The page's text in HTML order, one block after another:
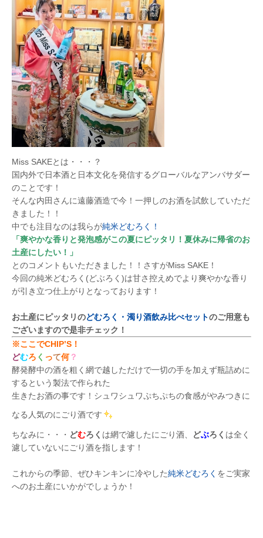
Miss SAKEとは・・・？
国内外で日本酒と日本文化を発信するグローバルなアンバサダー
のことです！
そんな内田さんに遠藤酒造で今！一押しのお酒を試飲していただ
きました！！
中でも注目なのは我らが純米どむろく！
「爽やかな香りと発泡感がこの夏にピッタリ！夏休みに帰省のお
土産にしたい！」
とのコメントもいただきました！！さすがMiss SAKE！
今回の純米どむろく(どぶろく)は甘さ控えめでより爽やかな香り
が引き立つ仕上がりとなっております！
お土産にピッタリのどむろく・濁り酒飲み比べセットのご用意も
ございますので是非チェック！
※ここでCHIP’S！
どむろ く って何？
酵発酵中の酒を粗く網で越しただけで一切の手を加えず瓶詰めに
するという製法で作られた
生きたお酒の事です！シュワシュワぷちぷちの食感がやみつきに
なる人気のにごり酒です
ちなみに・・・ どむろく は網で濾したにごり酒、 どぶろく は全く
濾していないにごり酒を指します！
これからの季節、ぜひキンキンに冷やした純米どむろく をご実家
へのお土産にいかがでしょうか！